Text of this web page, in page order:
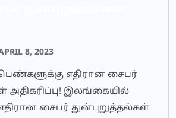
8, 2023
எதிரான சைபர்
அதிகரிப்பு! இலங்கையில்
சைபர் துன்புறுத்தல்கள்